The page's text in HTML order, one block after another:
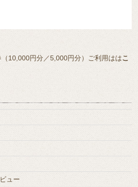
10,000円分／5,000円分）ご利用ははこ
ュー